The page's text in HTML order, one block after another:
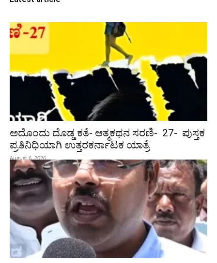
ಅದೊಂದು ದೊಡ್ಡ ಕತೆ- ಆತ್ಮಕಥನ ಸರಣಿ- 27- ಪುಸ್ತಕ
ಪ್ರತಿನಿಧಿಯಾಗಿ ಉತ್ತರಕರ್ನಾಟಕ ಯಾತ್ರೆ
August 6, 2026